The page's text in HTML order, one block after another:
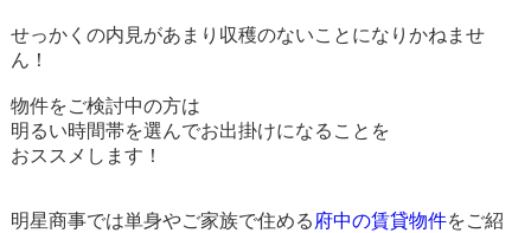
せっかくの内見があまり収穫のないことになりかねませ
ん！
物件をご検討中の方は
明るい時間帯を選んでお出掛けになることを
おススメします！
明星商事では単身やご家族で住める 府中の賃貸物件をご紹